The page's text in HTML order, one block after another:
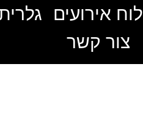
לוח אירועים
צור קשר